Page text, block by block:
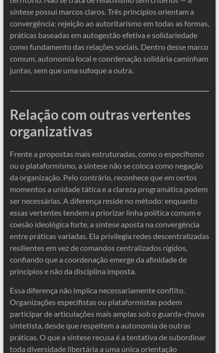
síntese possui marcos claros. Três princípios orientam a
convergência: rejeição ao autoritarismo em todas as formas,
práticas baseadas em autogestão efetiva e solidariedade
como fundamento das relações sociais. Dentro desse marco
comum, autonomia local e coordenação solidária caminham
juntas, sem que uma sufoque a outra.
Relação com outras vertentes
organizativas
Frente a propostas mais estruturadas, como o especifismo
ou o plataformismo, a síntese não se coloca como negação
da organização. Pelo contrário, reconhece que em certos
momentos a unidade tática e a clareza programática podem
ser necessárias. A diferença reside no método: enquanto
essas vertentes tendem a priorizar linha política comum e
coesão ideológica forte, a síntese aposta na convergência
entre práticas variadas. Ela privilegia redes descentralizadas
resilientes em vez de comandos centralizados rígidos,
confiando que a coordenação emerge da afinidade de
princípios e não da disciplina imposta.
Essa diferença não implica necessariamente conflito.
Organizações especifistas ou plataformistas podem
participar de articulações mais amplas sob o guarda-chuva
sintetista, desde que respeitem a autonomia de outras
práticas. O que a síntese recusa é a tentativa de subordinar
toda diversidade libertária a uma única orientação